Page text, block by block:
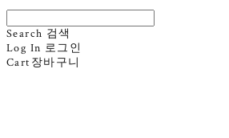
Search 검색
Log In 로그인
Cart 장바구니